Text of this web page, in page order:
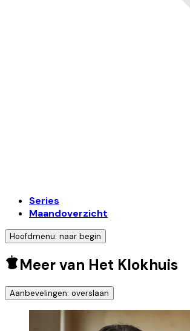
Series
Maandoverzicht
Hoofdmenu: naar begin
Meer van Het Klokhuis
Aanbevelingen: overslaan